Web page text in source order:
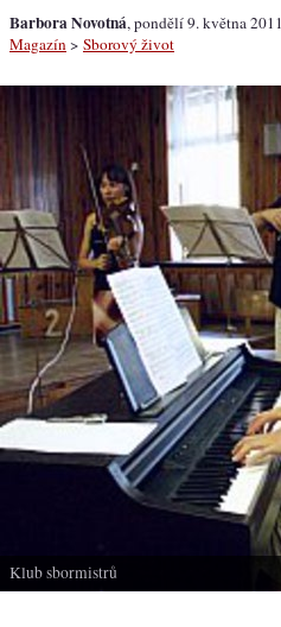
Barbora Novotná, pondělí 9. května 2011
Magazín > Sborový život
Klub sbormistrů